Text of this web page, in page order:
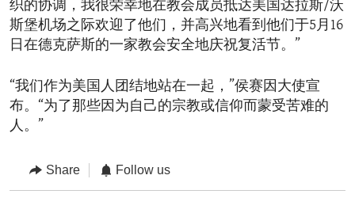
织的协调，我很荣幸地在教会成员抵达美国达拉斯/沃
斯堡机场之际欢迎了他们，并高兴地看到他们于5月16
日在德克萨斯的一家教会安全地庆祝复活节。”
“我们作为美国人团结地站在一起，”侯赛因大使宣
布。“为了那些因为自己的宗教或信仰而蒙受苦难的
人。”
Share Follow us